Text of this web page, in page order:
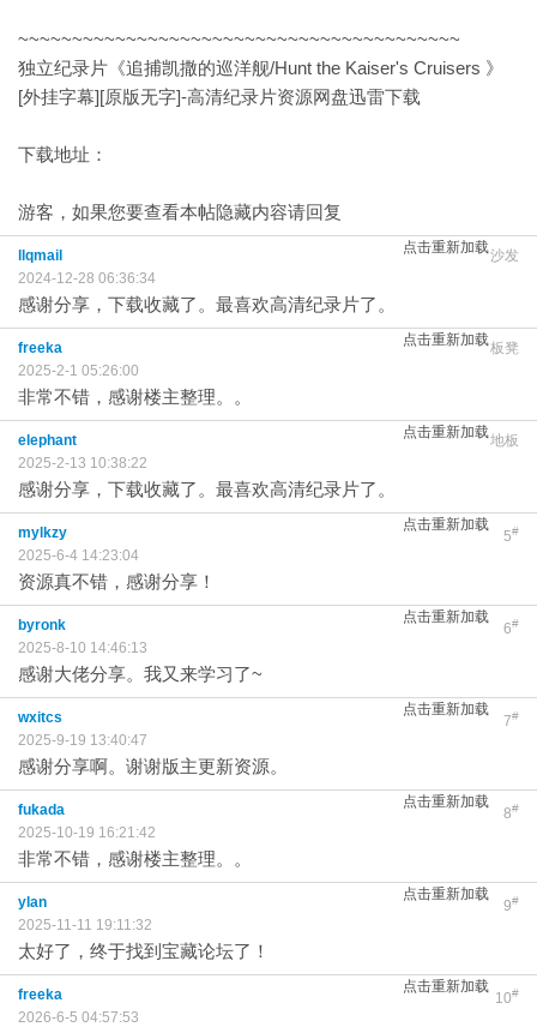
~~~~~~~~~~~~~~~~~~~~~~~~~~~~~~~~~~~~~~~~~
独立纪录片《追捕凯撒的巡洋舰/Hunt the Kaiser's Cruisers 》
[外挂字幕][原版无字]-高清纪录片资源网盘迅雷下载
下载地址：
游客，如果您要查看本帖隐藏内容请回复
点击重新加载沙发
llqmail
2024-12-28 06:36:34
感谢分享，下载收藏了。最喜欢高清纪录片了。
点击重新加载板凳
freeka
2025-2-1 05:26:00
非常不错，感谢楼主整理。。
点击重新加载地板
elephant
2025-2-13 10:38:22
感谢分享，下载收藏了。最喜欢高清纪录片了。
点击重新加载
5#
mylkzy
2025-6-4 14:23:04
资源真不错，感谢分享！
点击重新加载
6#
byronk
2025-8-10 14:46:13
感谢大佬分享。我又来学习了~
点击重新加载
7#
wxitcs
2025-9-19 13:40:47
感谢分享啊。谢谢版主更新资源。
点击重新加载
8#
fukada
2025-10-19 16:21:42
非常不错，感谢楼主整理。。
点击重新加载
9#
ylan
2025-11-11 19:11:32
太好了，终于找到宝藏论坛了！
点击重新加载
10#
freeka
2026-6-5 04:57:53